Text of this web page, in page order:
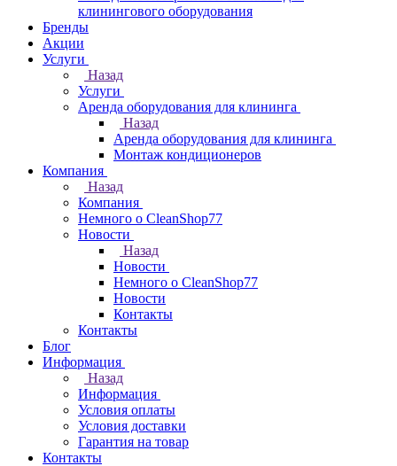
клинингового оборудования
Бренды
Акции
Услуги
Назад
Услуги
Аренда оборудования для клининга
Назад
Аренда оборудования для клининга
Монтаж кондиционеров
Компания
Назад
Компания
Немного о CleanShop77
Новости
Назад
Новости
Немного о CleanShop77
Новости
Контакты
Контакты
Блог
Информация
Назад
Информация
Условия оплаты
Условия доставки
Гарантия на товар
Контакты